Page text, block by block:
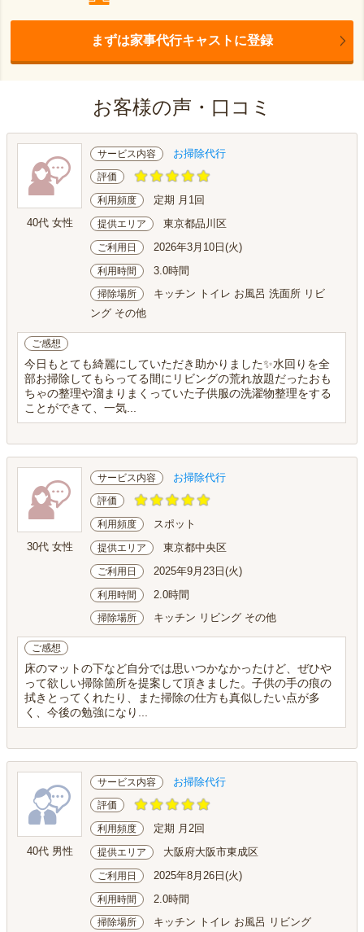
まずは家事代行キャストに登録
お客様の声・口コミ
40代 女性
サービス内容 お掃除代行
評価
利用頻度 定期 月1回
提供エリア 東京都品川区
ご利用日 2026年3月10日(火)
利用時間 3.0時間
掃除場所
キッチン トイレ お風呂 洗面所 リビ
ング その他
ご感想
今日もとても綺麗にしていただき助かりました✨水回りを全
部お掃除してもらってる間にリビングの荒れ放題だったおも
ちゃの整理や溜まりまくっていた子供服の洗濯物整理をする
ことができて、一気...
30代 女性
サービス内容 お掃除代行
評価
利用頻度 スポット
提供エリア 東京都中央区
ご利用日 2025年9月23日(火)
利用時間 2.0時間
掃除場所 キッチン リビング その他
ご感想
床のマットの下など自分では思いつかなかったけど、ぜひや
って欲しい掃除箇所を提案して頂きました。子供の手の痕の
拭きとってくれたり、また掃除の仕方も真似したい点が多
く、今後の勉強になり...
40代 男性
サービス内容 お掃除代行
評価
利用頻度 定期 月2回
提供エリア 大阪府大阪市東成区
ご利用日 2025年8月26日(火)
利用時間 2.0時間
掃除場所 キッチン トイレ お風呂 リビング